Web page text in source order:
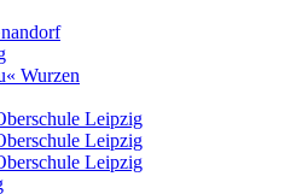
Wurzen
Leipzig
Leipzig
Leipzig